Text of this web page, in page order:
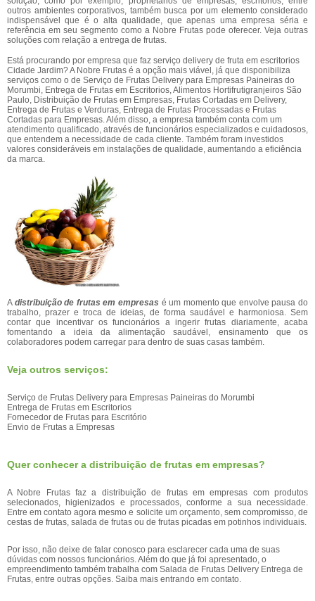
outros ambientes corporativos, também busca por um elemento considerado
indispensável que é o alta qualidade, que apenas uma empresa séria e
referência em seu segmento como a Nobre Frutas pode oferecer. Veja outras
soluções com relação a entrega de frutas.
Está procurando por empresa que faz serviço delivery de fruta em escritorios
Cidade Jardim? A Nobre Frutas é a opção mais viável, já que disponibiliza
serviços como o de Serviço de Frutas Delivery para Empresas Paineiras do
Morumbi, Entrega de Frutas em Escritorios, Alimentos Hortifrutigranjeiros São
Paulo, Distribuição de Frutas em Empresas, Frutas Cortadas em Delivery,
Entrega de Frutas e Verduras, Entrega de Frutas Processadas e Frutas
Cortadas para Empresas. Além disso, a empresa também conta com um
atendimento qualificado, através de funcionários especializados e cuidadosos,
que entendem a necessidade de cada cliente. Também foram investidos
valores consideráveis em instalações de qualidade, aumentando a eficiência
da marca.
A distribuição de frutas em empresas é um momento que envolve pausa do
trabalho, prazer e troca de ideias, de forma saudável e harmoniosa. Sem
contar que incentivar os funcionários a ingerir frutas diariamente, acaba
fomentando a ideia da alimentação saudável, ensinamento que os
colaboradores podem carregar para dentro de suas casas também.
Veja outros serviços:
Serviço de Frutas Delivery para Empresas Paineiras do Morumbi
Entrega de Frutas em Escritorios
Fornecedor de Frutas para Escritório
Envio de Frutas a Empresas
Quer conhecer a distribuição de frutas em empresas?
A Nobre Frutas faz a distribuição de frutas em empresas com produtos
selecionados, higienizados e processados, conforme a sua necessidade.
Entre em contato agora mesmo e solicite um orçamento, sem compromisso, de
cestas de frutas, salada de frutas ou de frutas picadas em potinhos individuais.
Por isso, não deixe de falar conosco para esclarecer cada uma de suas
dúvidas com nossos funcionários. Além do que já foi apresentado, o
empreendimento também trabalha com Salada de Frutas Delivery Entrega de
Frutas, entre outras opções. Saiba mais entrando em contato.